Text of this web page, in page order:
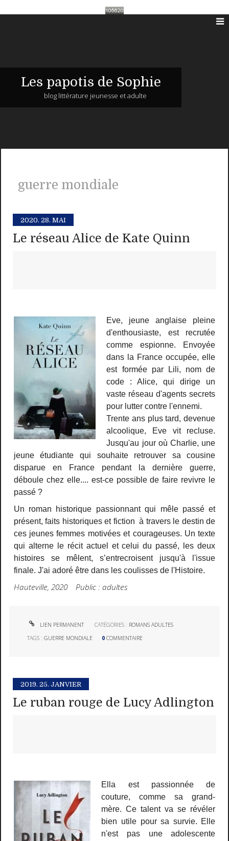
Les papotis de Sophie
blog littérature jeunesse et adulte
guerre mondiale
2020. 28. MAI
Le réseau Alice de Kate Quinn
Eve, jeune anglaise pleine
d'enthousiaste, est recrutée
comme espionne. Envoyée
dans la France occupée, elle
est formée par Lili, nom de
code : Alice, qui dirige un
vaste réseau d'agents secrets
pour lutter contre l'ennemi.
Trente ans plus tard, devenue
alcoolique, Eve vit recluse.
Jusqu'au jour où Charlie, une
jeune étudiante qui souhaite retrouver sa cousine
disparue en France pendant la dernière guerre,
déboule chez elle.... est-ce possible de faire revivre le
passé ?
Un roman historique passionnant qui mêle passé et
présent, faits historiques et fiction à travers le destin de
ces jeunes femmes motivées et courageuses. Un texte
qui alterne le récit actuel et celui du passé, les deux
histoires se mêlent, s’entrecroisent jusqu'à l'issue
finale. J'ai adoré être dans les coulisses de l'Histoire.
Hauteville, 2020 Public : adultes
LIEN PERMANENT CATÉGORIES : ROMANS ADULTES
TAGS :GUERRE MONDIALE 0 COMMENTAIRE
2019. 25. JANVIER
Le ruban rouge de Lucy Adlington
Ella est passionnée de
couture, comme sa grand-
mère. Ce talent va se révéler
bien utile pour sa survie. Elle
n'est pas une adolescente